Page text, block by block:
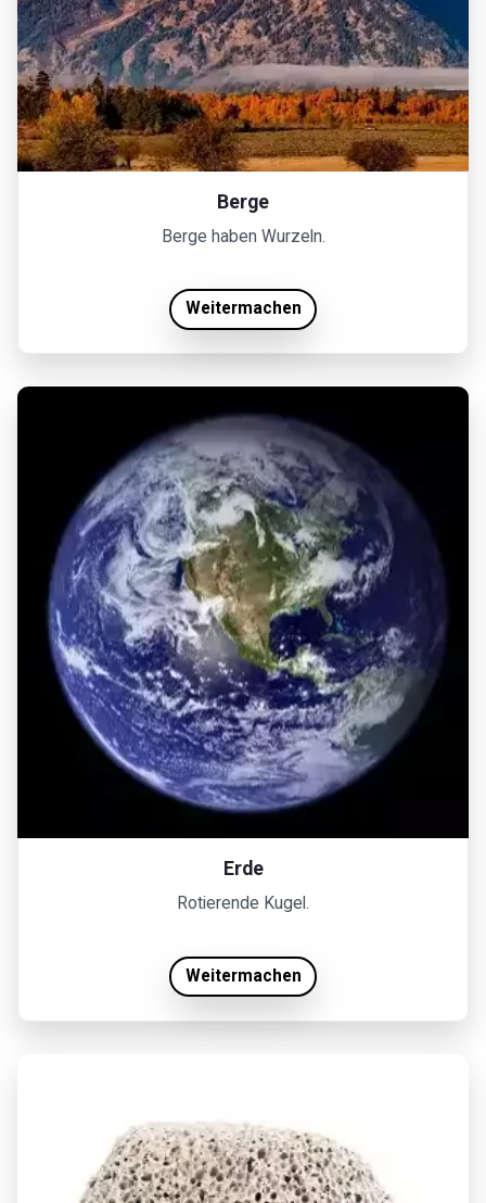
Berge
Berge haben Wurzeln.
Weitermachen
Erde
Rotierende Kugel.
Weitermachen